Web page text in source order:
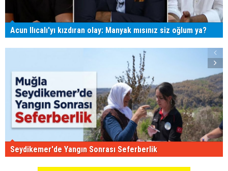
Acun Ilıcalı'yı kızdıran olay: Manyak mısınız siz oğlum ya?
Seydikemer'de Yangın Sonrası Seferberlik